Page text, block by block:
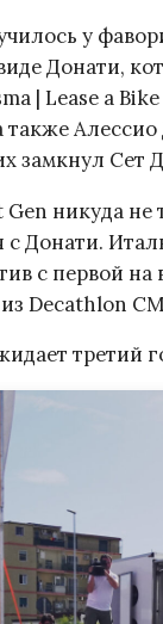
у
Донати,
| Lease a
также
замкнул Сет
никуда
с Донати.
с первой
Decathlon
третий